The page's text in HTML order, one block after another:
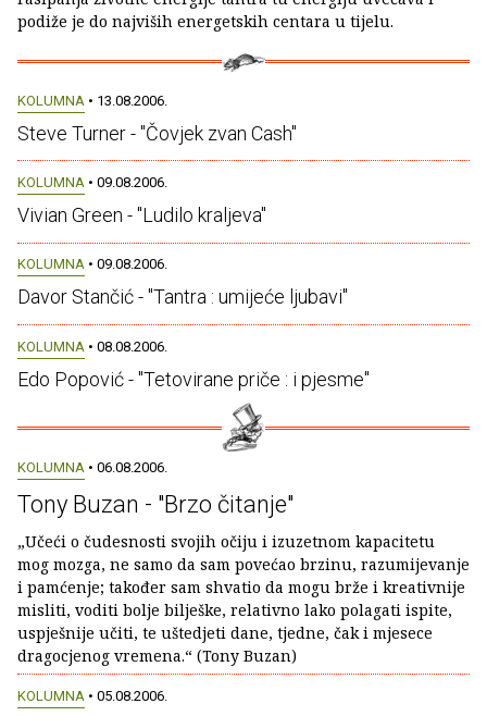
podiže je do najviših energetskih centara u tijelu.
KOLUMNA • 13.08.2006.
Steve Turner - "Čovjek zvan Cash"
KOLUMNA • 09.08.2006.
Vivian Green - "Ludilo kraljeva"
KOLUMNA • 09.08.2006.
Davor Stančić - "Tantra : umijeće ljubavi"
KOLUMNA • 08.08.2006.
Edo Popović - "Tetovirane priče : i pjesme"
KOLUMNA • 06.08.2006.
Tony Buzan - "Brzo čitanje"
„Učeći o čudesnosti svojih očiju i izuzetnom kapacitetu
mog mozga, ne samo da sam povećao brzinu, razumijevanje
i pamćenje; također sam shvatio da mogu brže i kreativnije
misliti, voditi bolje bilješke, relativno lako polagati ispite,
uspješnije učiti, te uštedjeti dane, tjedne, čak i mjesece
dragocjenog vremena.“ (Tony Buzan)
KOLUMNA • 05.08.2006.